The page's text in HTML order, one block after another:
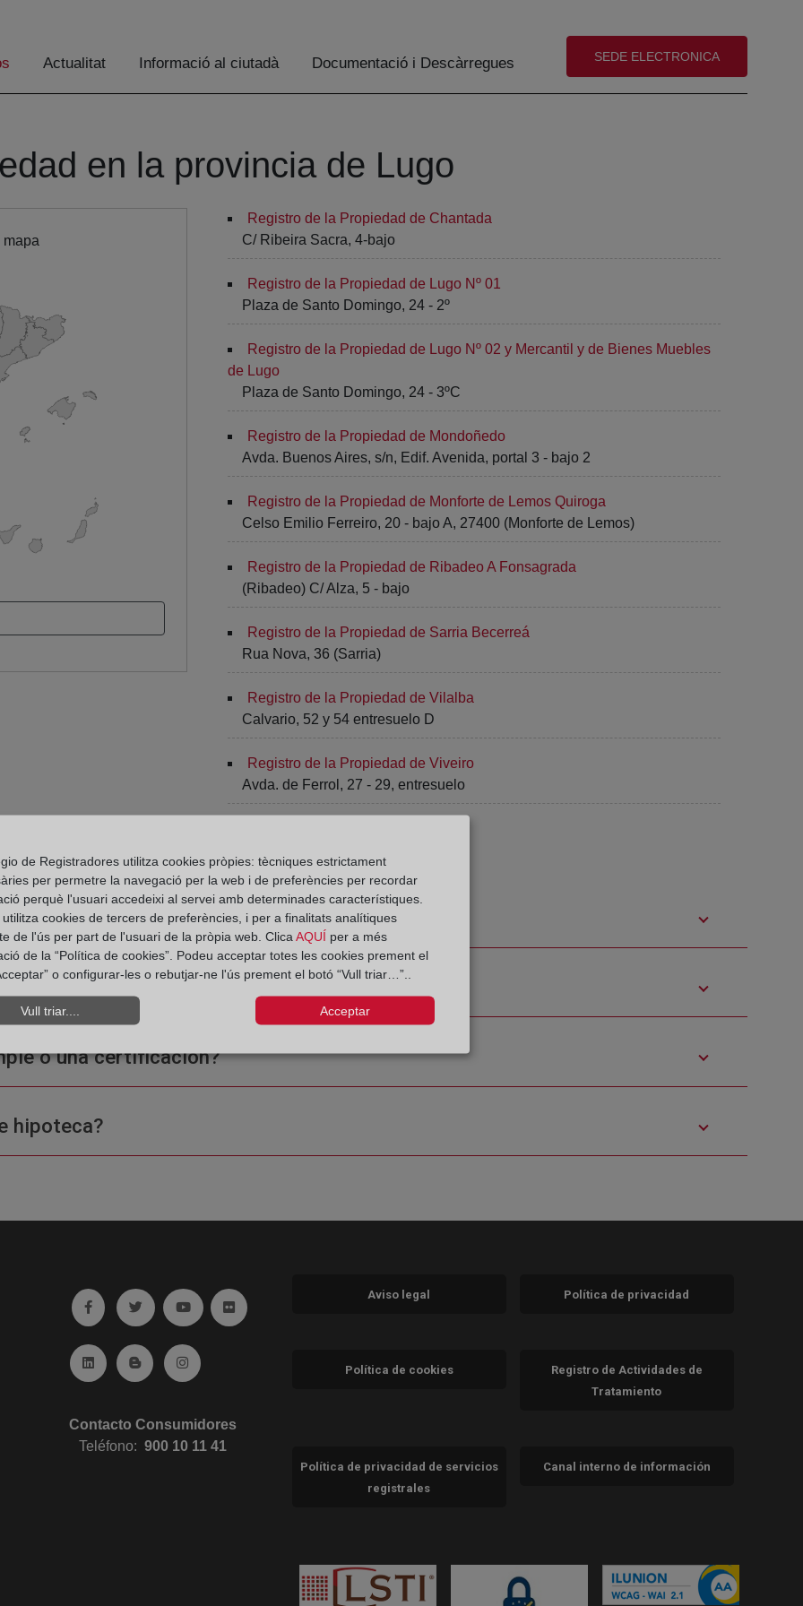
Actualitat Informació al ciutadà Documentació i Descàrregues (abre en nueva ventana)
SEDE ELECTRONICA
en la provincia de Lugo
Registro de la Propiedad de Chantada
C/ Ribeira Sacra, 4-bajo
Registro de la Propiedad de Lugo Nº 01
Plaza de Santo Domingo, 24 - 2º
Registro de la Propiedad de Lugo Nº 02 y Mercantil y de Bienes Muebles
de Lugo
Plaza de Santo Domingo, 24 - 3ºC
Registro de la Propiedad de Mondoñedo
Avda. Buenos Aires, s/n, Edif. Avenida, portal 3 - bajo 2
Registro de la Propiedad de Monforte de Lemos Quiroga
Celso Emilio Ferreiro, 20 - bajo A, 27400 (Monforte de Lemos)
Registro de la Propiedad de Ribadeo A Fonsagrada
(Ribadeo) C/ Alza, 5 - bajo
Registro de la Propiedad de Sarria Becerreá
Rua Nova, 36 (Sarria)
Registro de la Propiedad de Vilalba
Calvario, 52 y 54 entresuelo D
Registro de la Propiedad de Viveiro
Avda. de Ferrol, 27 - 29, entresuelo
de la Propiedad
o una certificación?
hipoteca?
Ir a facebook (abre en ventana nueva)
Ir a twitter (abre en ventana nueva)
Ir a YouTube (abre en ventana nueva)
Ir a Flickr (abre en ventana nueva)
Ir a Linkedin (abre en ventana nueva)
Ir al Blog (abre en ventana nueva)
Ir a Instagram (abre en ventana nueva)
Contacto Consumidores
Teléfono:900 10 11 41
Aviso legal Política de privacidad
Política de cookies
Registro de Actividades de
Tratamiento
Política de privacidad de servicios
registrales
Canal interno de información
de Registradores utilitza cookies pròpies: tècniques estrictament
per permetre la navegació per la web i de preferències per recordar
perquè l'usuari accedeixi al servei amb determinades característiques.
utilitza cookies de tercers de preferències, i per a finalitats analítiques
de l'ús per part de l'usuari de la pròpia web. Clica AQUÍ per a més
de la “Política de cookies”. Podeu acceptar totes les cookies prement el
o configurar-les o rebutjar-ne l'ús prement el botó “Vull triar…”..
Vull triar.... Acceptar